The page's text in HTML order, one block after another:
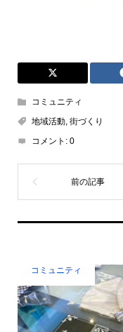
コミュニティ
地域活動, 街づくり
コメント: 0
コミュニティ